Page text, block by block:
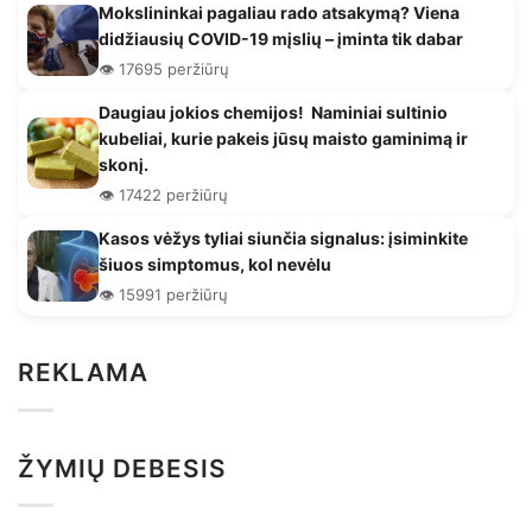
Mokslininkai pagaliau rado atsakymą? Viena
didžiausių COVID-19 mįslių – įminta tik dabar
👁️ 17695 peržiūrų
Daugiau jokios chemijos! Naminiai sultinio
kubeliai, kurie pakeis jūsų maisto gaminimą ir
skonį.
👁️ 17422 peržiūrų
Kasos vėžys tyliai siunčia signalus: įsiminkite
šiuos simptomus, kol nevėlu
👁️ 15991 peržiūrų
REKLAMA
ŽYMIŲ DEBESIS